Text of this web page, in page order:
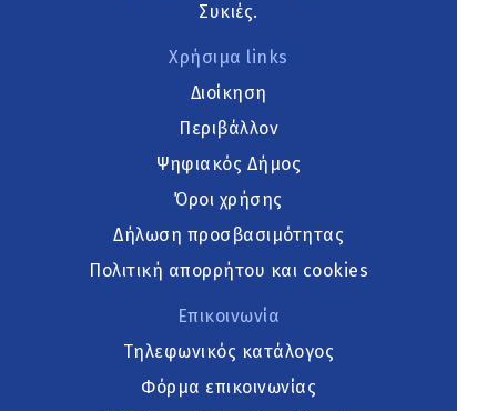
Συκιές.
Χρήσιμα links
Διοίκηση
Περιβάλλον
Ψηφιακός Δήμος
Όροι χρήσης
Δήλωση προσβασιμότητας
Πολιτική απορρήτου και cookies
Επικοινωνία
Τηλεφωνικός κατάλογος
Φόρμα επικοινωνίας